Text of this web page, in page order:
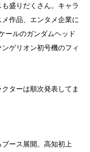
盛りだくさん。キャラ
作品、エンタメ企業に
ールのガンダムヘッド
ゲリオン初号機のフィ
ターは順次発表してま
ース展開。高知初上